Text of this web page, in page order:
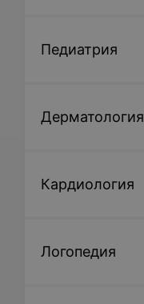
Педиатрия
Дерматология
Кардиология
Логопедия